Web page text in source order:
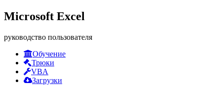
Microsoft Excel
руководство пользователя
Обучение
Трюки
VBA
Загрузки